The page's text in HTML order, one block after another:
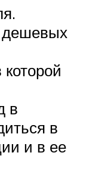
дешевых
в
в
и в ее